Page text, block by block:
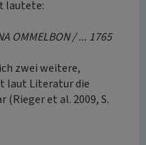
lautete:
OMMELBON / ... 1765
zwei weitere,
laut Literatur die
(Rieger et al. 2009, S.